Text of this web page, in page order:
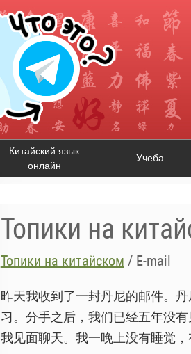
Китайский язык
онлайн
Учеба
Топики на
Топики на китайском / E-mail
昨天我收到了一封丹尼的邮件。
习。分手之后，我们已经五年没
我见面聊天。我一晚上没有睡觉